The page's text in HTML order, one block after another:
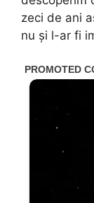
zeci de ani
nu și l-ar fi